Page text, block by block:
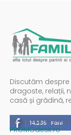
Discutăm despre
dragoste, relații,
casă și grădină,
14,235 Fani
Spații
PROMOdesk.ro